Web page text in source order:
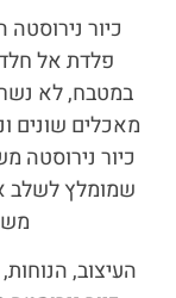
כיור
פלדת אל
במטבח, לא
מאכלים שונים
כיור נירוסטה
שמומלץ לשלב
העיצוב,